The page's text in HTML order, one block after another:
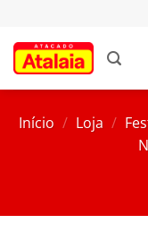
conteúdo
Início / Loja /